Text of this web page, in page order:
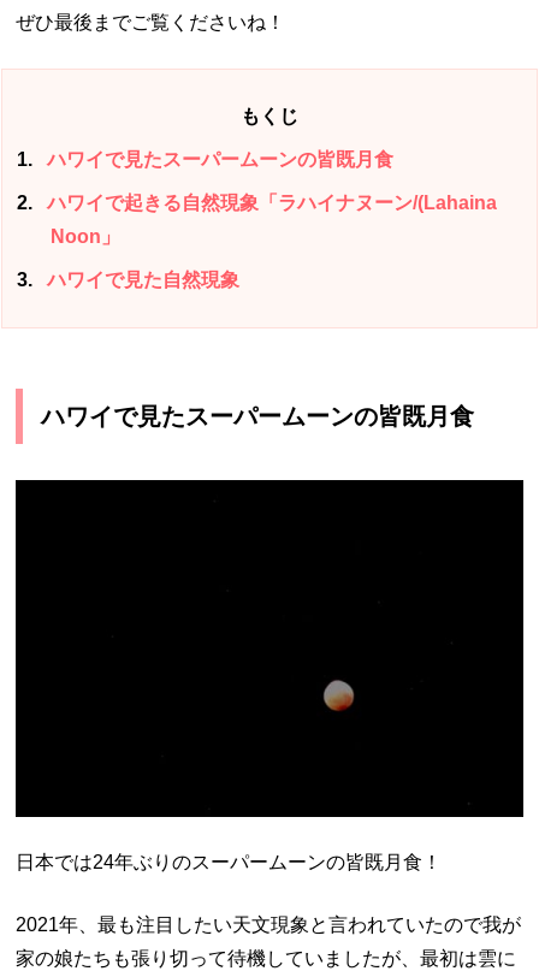
ぜひ最後までご覧くださいね！
もくじ
1 ハワイで見たスーパームーンの皆既月食
2
ハワイで起きる自然現象「ラハイナヌーン/(Lahaina
Noon」
3 ハワイで見た自然現象
ハワイで見たスーパームーンの皆既月食
日本では24年ぶりのスーパームーンの皆既月食！
2021年、最も注目したい天文現象と言われていたので我が
家の娘たちも張り切って待機していましたが、最初は雲に